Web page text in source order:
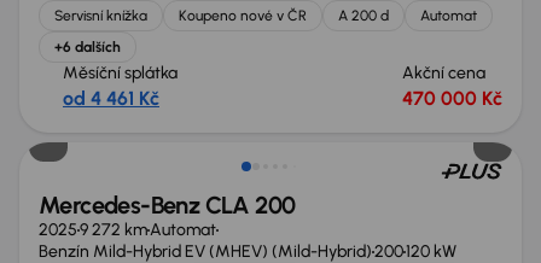
Servisní knížka Koupeno nové v ČR A 200 d
Automat
+6 dalších
Měsíční splátka
od 4 461 Kč
Akční cena
470 000 Kč
Zlevněno o 85 000 Kč
Mercedes-Benz CLA 200
20259 272 kmAutomat
Benzín Mild-Hybrid EV (MHEV) (Mild-Hybrid)200120 kW